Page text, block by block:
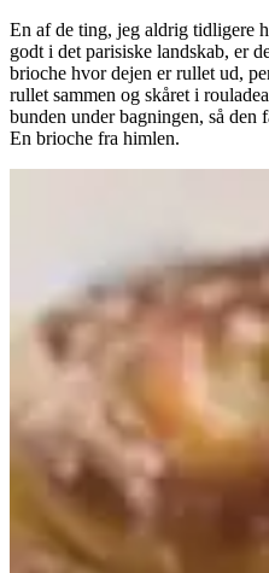
En af de ting, jeg aldrig tidligere
godt i det parisiske landskab, er
brioche hvor dejen er rullet ud,
rullet sammen og skåret i
bunden under bagningen, så den
En brioche fra himlen.